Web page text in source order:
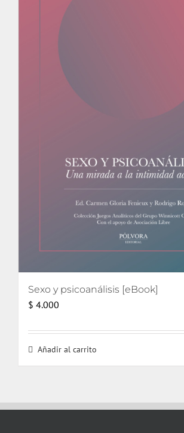
Sexo y psicoanálisis [eBook]
$ 4.000
Añadir al carrito